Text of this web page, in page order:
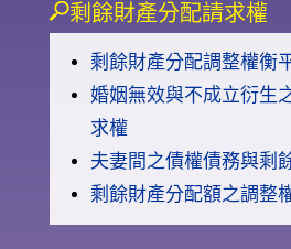
剩餘財產分配請求權
剩餘財產分配調整權衡
婚姻無效與不成立衍生
求權
夫妻間之債權債務與剩
剩餘財產分配額之調整